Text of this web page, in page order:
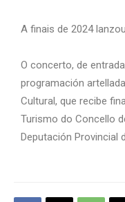
A finais de 2024
O concerto, de
programación
Cultural, que recibe
Turismo do Concello
Deputación Provincial